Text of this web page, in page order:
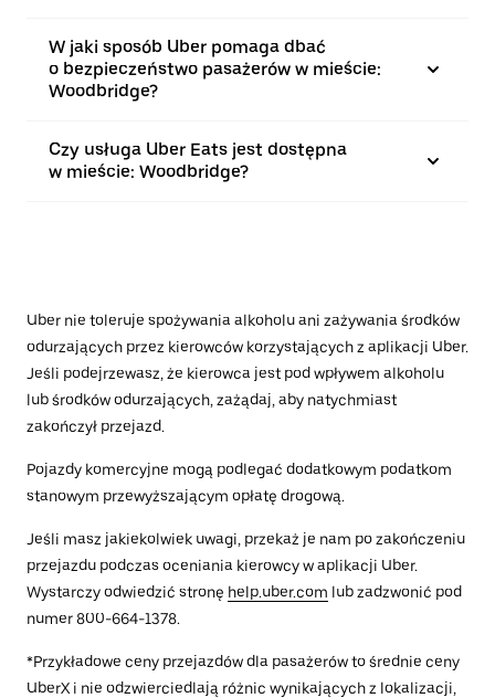
W jaki sposób Uber pomaga dbać
o bezpieczeństwo pasażerów w mieście:
Woodbridge?
Czy usługa Uber Eats jest dostępna
w mieście: Woodbridge?
Uber nie toleruje spożywania alkoholu ani zażywania środków
odurzających przez kierowców korzystających z aplikacji Uber.
Jeśli podejrzewasz, że kierowca jest pod wpływem alkoholu
lub środków odurzających, zażądaj, aby natychmiast
zakończył przejazd.
Pojazdy komercyjne mogą podlegać dodatkowym podatkom
stanowym przewyższającym opłatę drogową.
Jeśli masz jakiekolwiek uwagi, przekaż je nam po zakończeniu
przejazdu podczas oceniania kierowcy w aplikacji Uber.
Wystarczy odwiedzić stronę help.uber.com lub zadzwonić pod
numer 800-664-1378.
*Przykładowe ceny przejazdów dla pasażerów to średnie ceny
UberX i nie odzwierciedlają różnic wynikających z lokalizacji,